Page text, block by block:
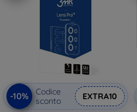
-10%
Codice
sconto
EXTRA10